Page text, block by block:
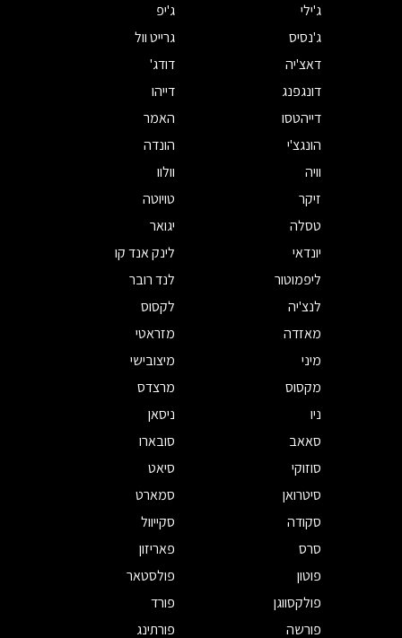
ג'ילי
ג'יפ
ג'נסיס
גרייט וול
דאצ'יה
דודג'
דונגפנג
דייהו
דייהטסו
האמר
הונגצ'י
הונדה
וויה
וולוו
זיקר
טויוטה
טסלה
יגואר
יונדאי
לינק אנד קו
ליפמוטור
לנד רובר
לנצ'יה
לקסוס
מאזדה
מזראטי
מיני
מיצובישי
מקסוס
מרצדס
ניו
ניסאן
סאאב
סובארו
סוזוקי
סיאט
סיטרואן
סמארט
סקודה
סקייוול
סרס
פאריזון
פוטון
פולסטאר
פולקסווגן
פורד
פורשה
פורתינג